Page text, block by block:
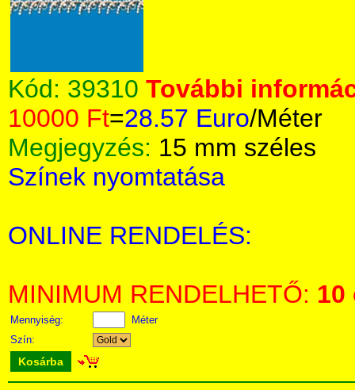
Kód: 39310 További
10000 Ft=28.57 Euro/Méter
Megjegyzés: 15 mm széles
Színek nyomtatása
ONLINE RENDELÉS:
MINIMUM RENDELHETŐ: 10
Mennyiség:
Méter
Szín:
Kosárba